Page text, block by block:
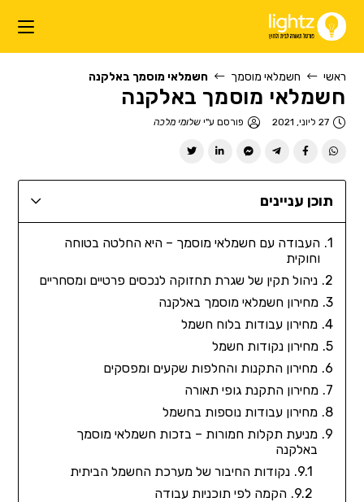
ראשי חשמלאי מוסמך חשמלאי מוסמך באלקנה
חשמלאי מוסמך באלקנה
27 ליוני, 2021 פורסם ע"ישלומי מלכה
תוכן עניינים
העבודה עם חשמלאי מוסמך – היא החלטה בטוחה
וחוקית
ניהול תקין של שגרת תחזוקה לנכסים פרטיים ומסחריים
מחירון חשמלאי מוסמך באלקנה
מחירון עבודות בלוח חשמל
מחירון נקודות חשמל
מחירון התקנות והחלפות שקעים ומפסקים
מחירון התקנת גופי תאורה
מחירון עבודות נוספות בחשמל
מניעת תקלות חמורות – בזכות חשמלאי מוסמך
באלקנה
נקודות החיבור של מערכת החשמל הביתית
הקמה לפי תוכניות עבודה